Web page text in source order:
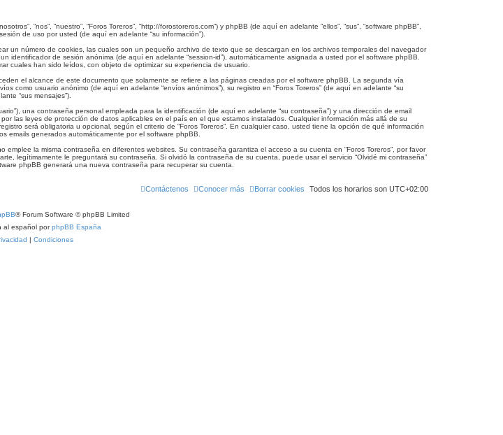
“nos”, “nuestro”, “Foros Toreros”, “http://forostoreros.com”) y phpBB (de aquí en adelante “ellos”, “sus”, “software phpBB”,
de uso por usted (de aquí en adelante “su información”).
un número de cookies, las cuales son un pequeño archivo de texto que se descargan en los archivos temporales del navegador
identificador de sesión anónima (de aquí en adelante “session-id”), automáticamente asignada a usted por el software phpBB.
cuales han sido leídos, con objeto de optimizar su experiencia de usuario.
el alcance de este documento que solamente se refiere a las páginas creadas por el software phpBB. La segunda vía
usuario anónimo (de aquí en adelante “envíos anónimos”), su registro en “Foros Toreros” (de aquí en adelante “su
“sus mensajes”).
una contraseña personal empleada para la identificación (de aquí en adelante “su contraseña”) y una dirección de email
las leyes de protección de datos aplicables en el país en el que estamos instalados. Cualquier información más allá de su
será obligatoria u opcional, según el criterio de “Foros Toreros”. En cualquier caso, usted tiene la opción de qué información
emails generados automáticamente por el software phpBB.
la misma contraseña en diferentes websites. Su contraseña garantiza el acceso a su cuenta en “Foros Toreros”, por favor
legítimamente le preguntará su contraseña. Si olvidó la contraseña de su cuenta, puede usar el servicio “Olvidé mi contraseña”
phpBB generará una nueva contraseña para recuperar su cuenta.
Todos los horarios son UTC+02:00
Borrar cookies
Conocer más
Contáctenos
® Forum Software © phpBB Limited
al español porphpBB España
| Condiciones